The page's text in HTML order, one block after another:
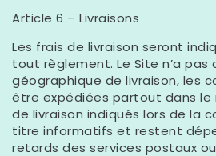
Article 6 – Livraisons
Les frais de livraison seront
tout règlement. Le Site n’a pas
géographique de livraison, les
être expédiées partout dans le
de livraison indiqués lors de la
titre informatifs et restent
retards des services postaux